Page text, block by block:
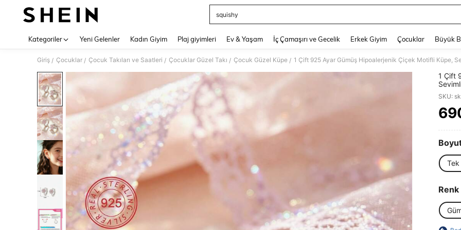
squishy
Kategoriler Yeni Gelenler Kadın Giyim Plaj giyimleri Ev & Yaşam İç Çamaşırı ve Gecelik Erkek Giyim Çocuklar Büyük
Giriş / Çocuklar / Çocuk Takıları ve Saatleri / Çocuklar Güzel Takı / Çocuk Güzel Küpe /
1 Çift
SKU:
Renk